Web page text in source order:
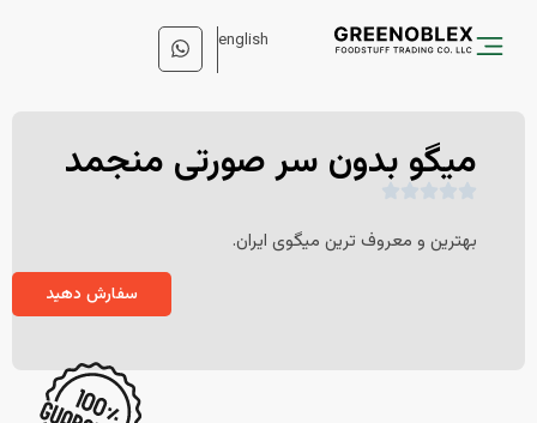
english
میگو بدون سر صورتی منجمد
بهترین و معروف ترین میگوی ایران.
سفارش دهید